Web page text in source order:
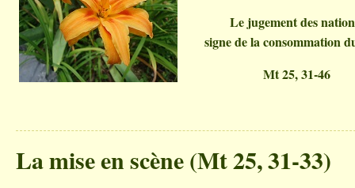
Le jugement des
signe de la consommation
Mt 25, 31-46
La mise en scène (Mt 25, 31-33)